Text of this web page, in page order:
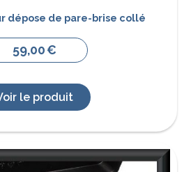
dépose de pare-brise collé
59,00€
le produit